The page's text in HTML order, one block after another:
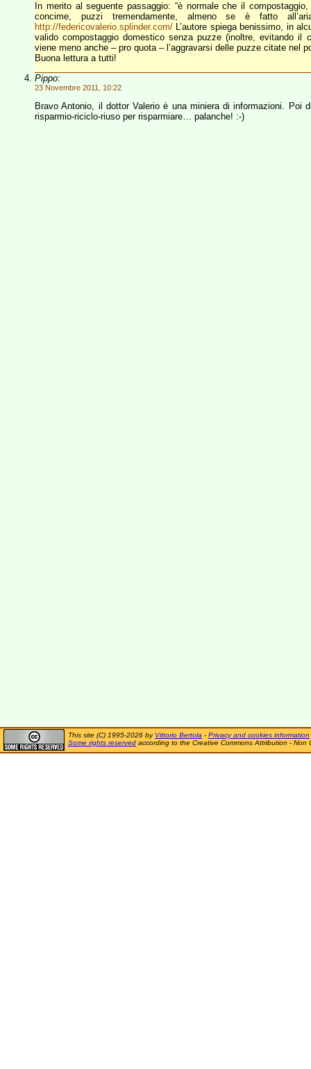
In merito al seguente passaggio: “è normale che il
concime, puzzi tremendamente, almeno se è fatto
http://federicovalerio.splinder.com/ L’autore spiega benissimo, in
valido compostaggio domestico senza puzze (inoltre, evitando
viene meno anche – pro quota – l’aggravarsi delle puzze citate nel
Buona lettura a tutti!
Pippo:
23 Novembre 2011, 10:22
Bravo Antonio, il dottor Valerio è una miniera di informazioni. Poi
risparmio-riciclo-riuso per risparmiare… palanche! :-)
This site (C) 1995-2026 by Vittorio Bertola - Privacy and cookies information
Some rights reserved according to the Creative Commons Attribution - Non